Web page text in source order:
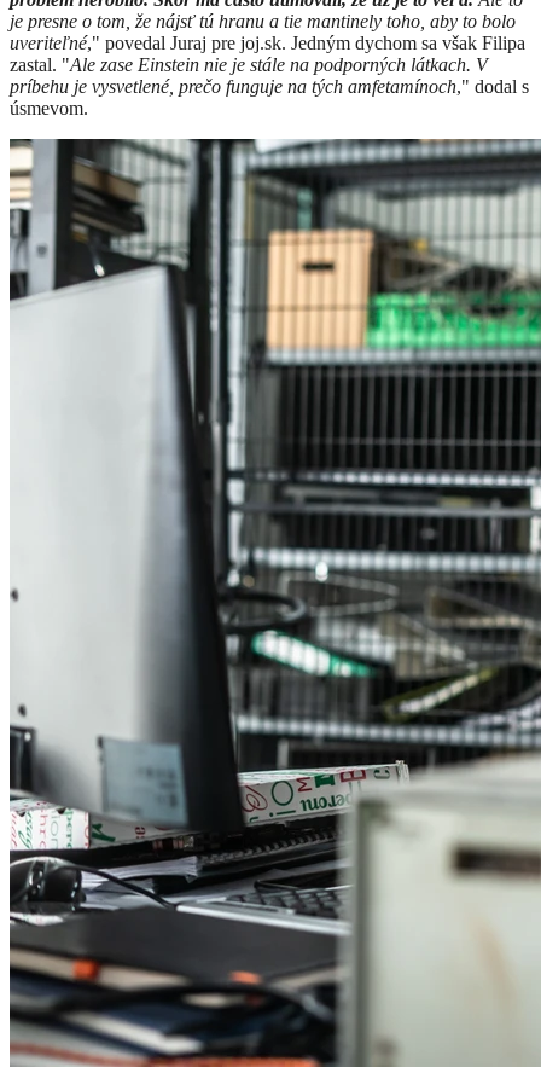
je presne o tom, že nájsť tú hranu a tie mantinely toho, aby to bolo
uveriteľné," povedal Juraj pre joj.sk. Jedným dychom sa však Filipa
zastal. "Ale zase Einstein nie je stále na podporných látkach. V
príbehu je vysvetlené, prečo funguje na tých amfetamínoch," dodal s
úsmevom.